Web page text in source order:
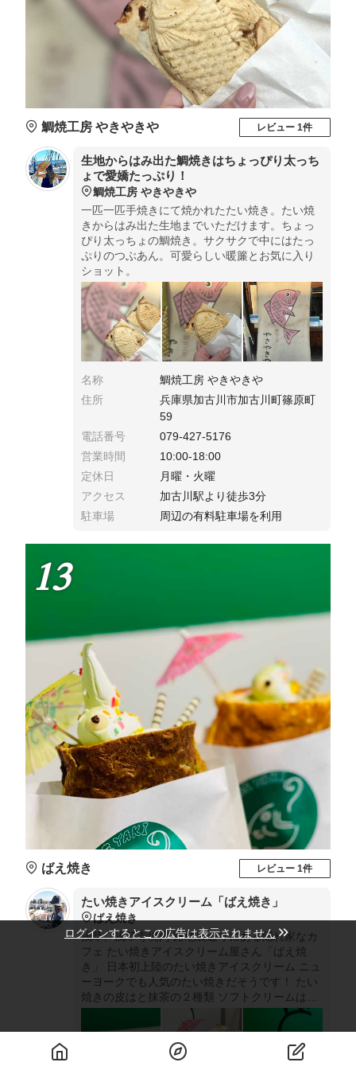
鯛焼工房 やきやきや レビュー 1件
生地からはみ出た鯛焼きはちょっぴり太っち
ょで愛嬌たっぷり！
鯛焼工房 やきやきや
一匹一匹手焼きにて焼かれたたい焼き。たい焼
きからはみ出た生地までいただけます。ちょっ
ぴり太っちょの鯛焼き。サクサクで中にはたっ
ぷりのつぶあん。可愛らしい暖簾とお気に入り
ショット。
名称
鯛焼工房 やきやきや
住所
兵庫県加古川市加古川町篠原町
59
電話番号
079-427-5176
営業時間
10:00-18:00
定休日
月曜・火曜
アクセス
加古川駅より徒歩3分
駐車場
周辺の有料駐車場を利用
13
ばえ焼き レビュー 1件
たい焼きアイスクリーム「ばえ焼き」
ばえ焼き
浅草、浅草寺境内 路地裏通りにある隠れ家なカ
フェ たい焼きアイスクリーム屋さん「ばえ焼
き」 日本初上陸のたい焼きアイスクリーム ニュ
ーヨークでも人気のたい焼きだそうです！ たい
焼きの皮はと抹茶の２種類 ソフトクリームは抹
茶orバニラorミックスから選択！
ログインするとこの広告は表示されません